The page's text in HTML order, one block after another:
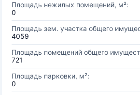
Площадь нежилых помещений, м²:
0
Площадь зем. участка общего
4059
Площадь помещений общего
721
Площадь парковки, м²:
0